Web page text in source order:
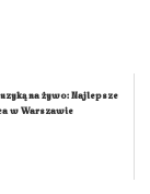
na żywo: Najlepsze
w Warszawie